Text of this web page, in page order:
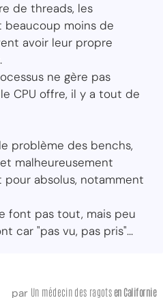
de threads, les
beaucoup moins de
avoir leur propre
ne gère pas
CPU offre, il y a tout de
problème des benchs,
malheureusement
absolus, notamment
font pas tout, mais peu
car "pas vu, pas pris"...
par Un médecin des ragots en Californie